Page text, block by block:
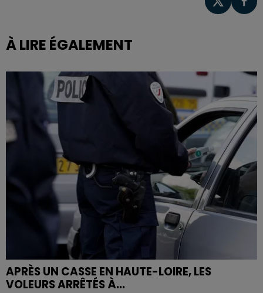
À LIRE ÉGALEMENT
APRÈS UN CASSE EN HAUTE-LOIRE, LES
VOLEURS ARRÊTÉS À...